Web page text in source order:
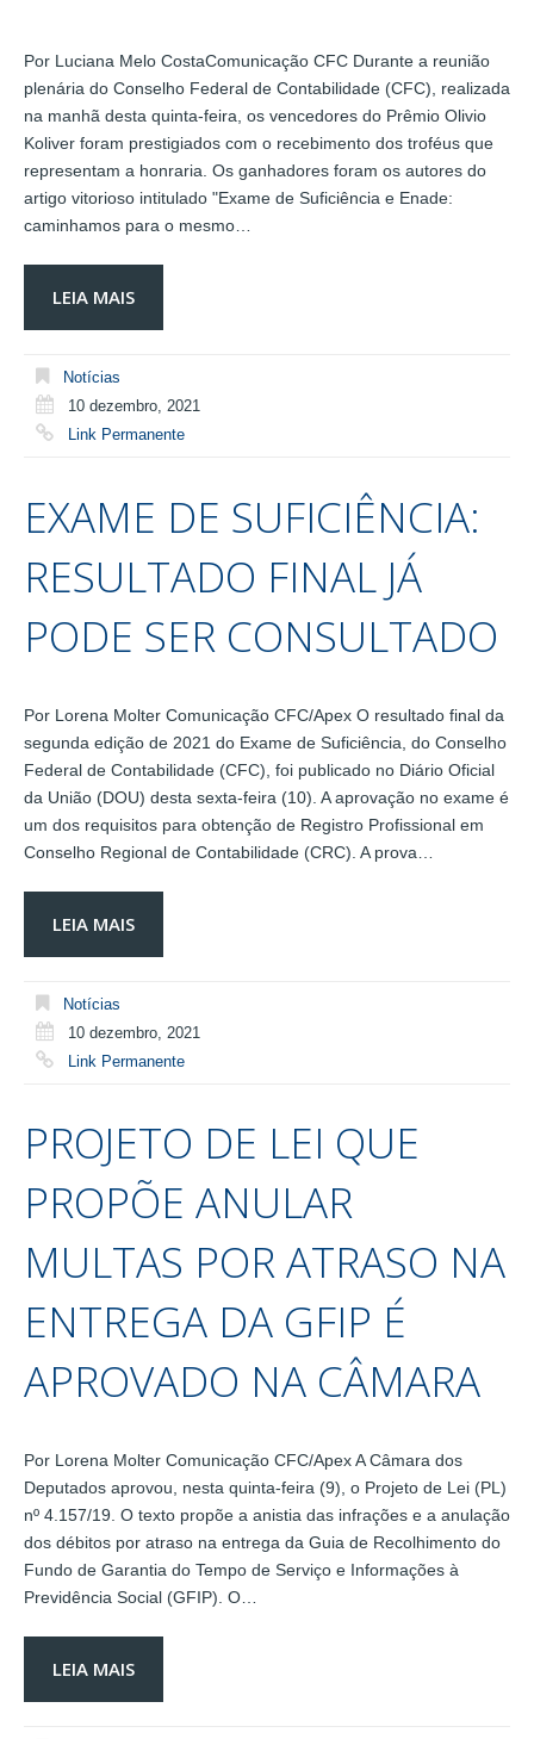
Por Luciana Melo CostaComunicação CFC Durante a reunião
plenária do Conselho Federal de Contabilidade (CFC), realizada
na manhã desta quinta-feira, os vencedores do Prêmio Olivio
Koliver foram prestigiados com o recebimento dos troféus que
representam a honraria. Os ganhadores foram os autores do
artigo vitorioso intitulado "Exame de Suficiência e Enade:
caminhamos para o mesmo…
LEIA MAIS
Notícias
10 dezembro, 2021
Link Permanente
EXAME DE SUFICIÊNCIA:
RESULTADO FINAL JÁ
PODE SER CONSULTADO
Por Lorena Molter Comunicação CFC/Apex O resultado final da
segunda edição de 2021 do Exame de Suficiência, do Conselho
Federal de Contabilidade (CFC), foi publicado no Diário Oficial
da União (DOU) desta sexta-feira (10). A aprovação no exame é
um dos requisitos para obtenção de Registro Profissional em
Conselho Regional de Contabilidade (CRC). A prova…
LEIA MAIS
Notícias
10 dezembro, 2021
Link Permanente
PROJETO DE LEI QUE
PROPÕE ANULAR
MULTAS POR ATRASO NA
ENTREGA DA GFIP É
APROVADO NA CÂMARA
Por Lorena Molter Comunicação CFC/Apex A Câmara dos
Deputados aprovou, nesta quinta-feira (9), o Projeto de Lei (PL)
nº 4.157/19. O texto propõe a anistia das infrações e a anulação
dos débitos por atraso na entrega da Guia de Recolhimento do
Fundo de Garantia do Tempo de Serviço e Informações à
Previdência Social (GFIP). O…
LEIA MAIS